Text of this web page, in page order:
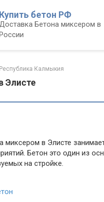
Купить бетон РФ
Бетона миксером в
Республика Калмыкия
Элисте
миксером в Элисте
Бетон это один из
на стройке.